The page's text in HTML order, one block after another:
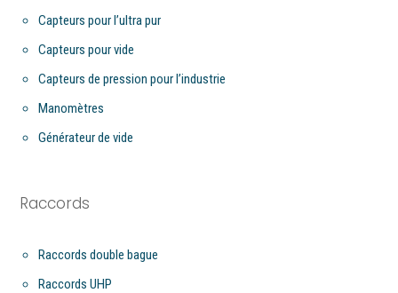
Capteurs pour l’ultra pur
Capteurs pour vide
Capteurs de pression pour l’industrie
Manomètres
Générateur de vide
Raccords
Raccords double bague
Raccords UHP